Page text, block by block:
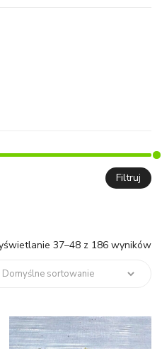
Filtruj
37–48 z 186 wyników